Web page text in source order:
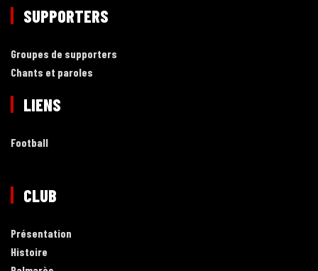
SUPPORTERS
Groupes de supporters
Chants et paroles
LIENS
Football
CLUB
Présentation
Histoire